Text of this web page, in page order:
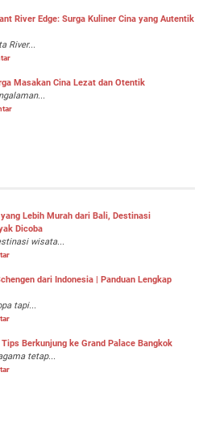
River Edge: Surga Kuliner Cina yang Autentik
River...
Masakan Cina Lezat dan Otentik
Lebih Murah dari Bali, Destinasi
Dicoba
wisata...
dari Indonesia | Panduan Lengkap
tapi...
Berkunjung ke Grand Palace Bangkok
tetap...